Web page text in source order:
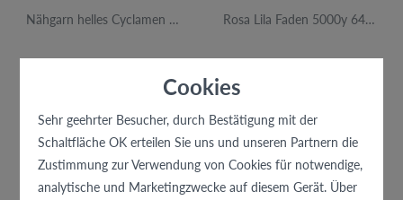
Cookies
Sehr geehrter Besucher, durch Bestätigung mit der
Schaltfläche OK erteilen Sie uns und unseren Partnern die
Zustimmung zur Verwendung von Cookies für notwendige,
analytische und Marketingzwecke auf diesem Gerät. Über
Nähgarn helles Cyclamen 5000y 560 12Stk. Rosa Lila Faden 5000y 644 12 Stk.